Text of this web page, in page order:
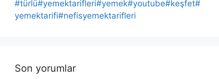
#türlü#yemektarifleri#yemek#youtube#keşfet#
yemektarifi#nefisyemektarifleri
Son yorumlar